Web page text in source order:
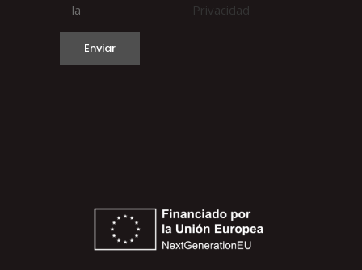
la
Privacidad